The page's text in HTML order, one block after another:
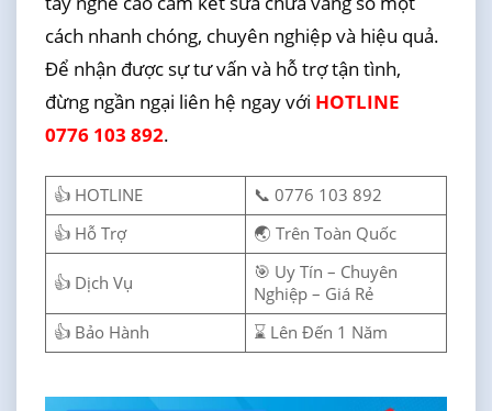
cách nhanh chóng, chuyên nghiệp và hiệu quả.
Để nhận được sự tư vấn và hỗ trợ tận tình,
đừng ngần ngại liên hệ ngay với HOTLINE
0776 103 892.
👍 HOTLINE
📞 0776 103 892
👍 Hỗ Trợ
🌏 Trên Toàn Quốc
👍 Dịch Vụ
🎯 Uy Tín – Chuyên
Nghiệp – Giá Rẻ
👍 Bảo Hành
⌛ Lên Đến 1 Năm